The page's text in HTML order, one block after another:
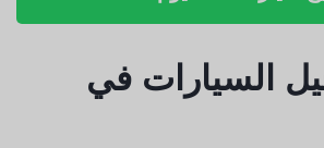
السيارات في